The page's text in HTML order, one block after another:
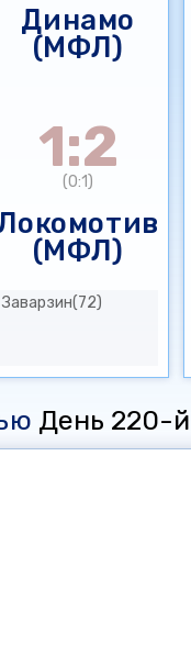
Динамо
(МФЛ)
1:2
(0:1)
(МФЛ)
Заварзин(72)
День 220-